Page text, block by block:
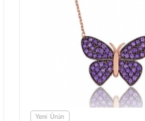
Yeni Ürün